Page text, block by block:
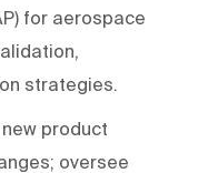
for aerospace
strategies.
product
oversee